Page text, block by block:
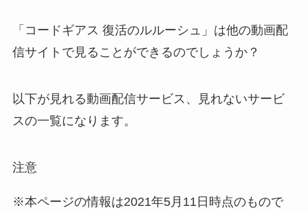
「コードギアス 復活のルルーシュ」は他の動画配
信サイトで見ることができるのでしょうか？
以下が見れる動画配信サービス、見れないサービ
スの一覧になります。
注意
※本ページの情報は2021年5月11日時点のもので